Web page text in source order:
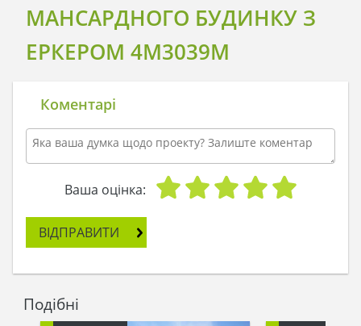
МАНСАРДНОГО БУДИНКУ З
ЕРКЕРОМ 4M3039M
Коментарі
Ваша оцінка:
ВІДПРАВИТИ
Подібні